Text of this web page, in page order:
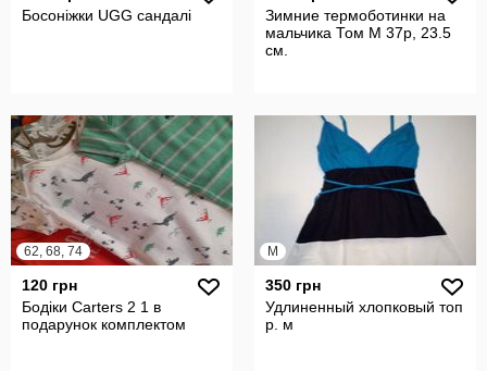
Босоніжки UGG сандалі
Зимние термоботинки на
мальчика Том М 37р, 23.5
см.
62, 68, 74
120 грн
Бодіки Carters 2 1 в
подарунок комплектом
M
350 грн
Удлиненный хлопковый топ
р. м